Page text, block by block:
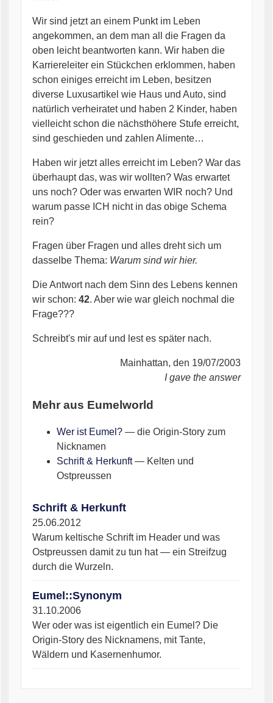
Wir sind jetzt an einem Punkt im Leben
angekommen, an dem man all die Fragen da
oben leicht beantworten kann. Wir haben die
Karriereleiter ein Stückchen erklommen, haben
schon einiges erreicht im Leben, besitzen
diverse Luxusartikel wie Haus und Auto, sind
natürlich verheiratet und haben 2 Kinder, haben
vielleicht schon die nächsthöhere Stufe erreicht,
sind geschieden und zahlen Alimente…
Haben wir jetzt alles erreicht im Leben? War das
überhaupt das, was wir wollten? Was erwartet
uns noch? Oder was erwarten WIR noch? Und
warum passe ICH nicht in das obige Schema
rein?
Fragen über Fragen und alles dreht sich um
dasselbe Thema: Warum sind wir hier.
Die Antwort nach dem Sinn des Lebens kennen
wir schon: 42. Aber wie war gleich nochmal die
Frage???
Schreibt's mir auf und lest es später nach.
Mainhattan, den 19/07/2003
I gave the answer
Mehr aus Eumelworld
Wer ist Eumel? — die Origin-Story zum
Nicknamen
Schrift & Herkunft— Kelten und
Ostpreussen
Schrift & Herkunft
25.06.2012
Warum keltische Schrift im Header und was
Ostpreussen damit zu tun hat — ein Streifzug
durch die Wurzeln.
Eumel::Synonym
31.10.2006
Wer oder was ist eigentlich ein Eumel? Die
Origin-Story des Nicknamens, mit Tante,
Wäldern und Kasernenhumor.